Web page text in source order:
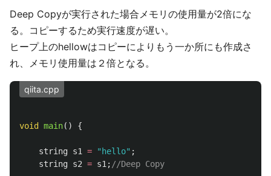
Deep Copyが実行された場合メモリの使用量が2倍にな
る。コピーするため実行速度が遅い。
ヒープ上のhellowはコピーによりもう一か所にも作成さ
れ、メモリ使用量は２倍となる。
qiita.cpp
void main() {
string s1 = "hello" ;
string s2 = s1 ; //Deep Copy